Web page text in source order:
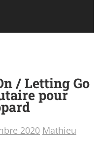
/ Letting Go
pour
2020 Mathieu